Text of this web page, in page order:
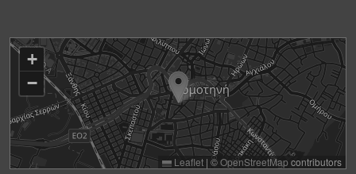
+
−
Leaflet | ©OpenStreetMap contributors